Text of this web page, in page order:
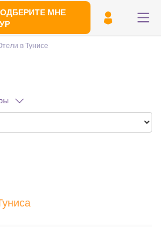
МНЕ
минут
в Тунисе